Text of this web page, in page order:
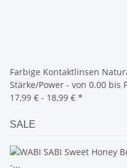
Farbige Kontaktlinsen
Stärke/Power - von 0.00 bis
17,99 € - 18,99 € *
SALE